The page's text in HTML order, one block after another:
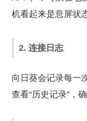
机看起来是息屏状
2. 连接日志
向日葵会记录每一
查看“历史记录”，